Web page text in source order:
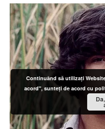
Continuând să utilizați
acord", sunteți de acord cu